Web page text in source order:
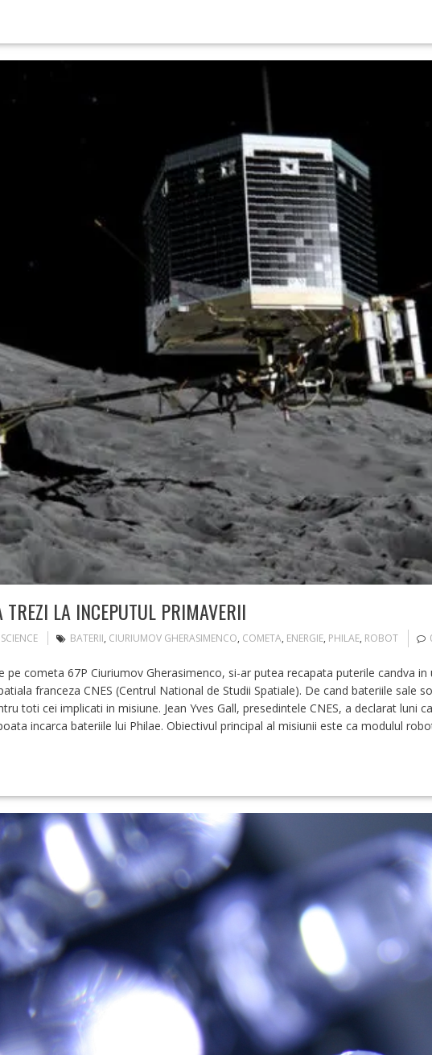
LA INCEPUTUL PRIMAVERII
BATERII, CIURIUMOV GHERASIMENCO, COMETA, ENERGIE, PHILAE, ROBOT
pe cometa 67P Ciuriumov Gherasimenco, si-ar putea recapata puterile candva
franceza CNES (Centrul National de Studii Spatiale). De cand bateriile sale
toti cei implicati in misiune. Jean Yves Gall, presedintele CNES, a declarat luni
incarca bateriile lui Philae. Obiectivul principal al misiunii este ca modulul